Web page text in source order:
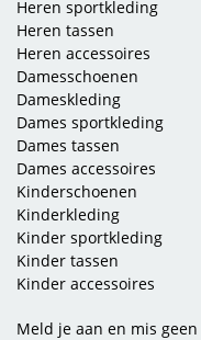
Heren sportkleding
Heren tassen
Heren accessoires
Damesschoenen
Dameskleding
Dames sportkleding
Dames tassen
Dames accessoires
Kinderschoenen
Kinderkleding
Kinder sportkleding
Kinder tassen
Kinder accessoires
Meld je aan en mis geen